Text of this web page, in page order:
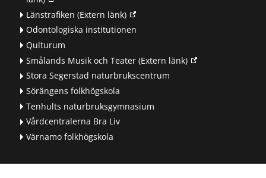
Länstrafiken (Extern länk)
Odontologiska institutionen
Qulturum
Smålands Musik och Teater(Extern länk)
Stora Segerstad naturbrukscentrum
Sörängens folkhögskola
Tenhults naturbruksgymnasium
Vårdcentralerna Bra Liv
Värnamo folkhögskola